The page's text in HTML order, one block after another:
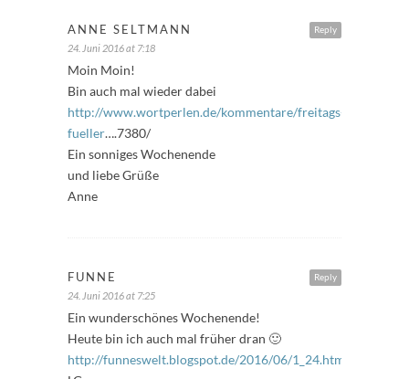
Reply
ANNE SELTMANN
24. Juni 2016 at 7:18
Moin Moin!
Bin auch mal wieder dabei
http://www.wortperlen.de/kommentare/freitags-
fueller….7380/
Ein sonniges Wochenende
und liebe Grüße
Anne
Reply
FUNNE
24. Juni 2016 at 7:25
Ein wunderschönes Wochenende!
Heute bin ich auch mal früher dran 🙂
http://funneswelt.blogspot.de/2016/06/1_24.html